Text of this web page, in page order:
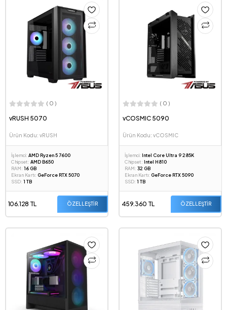
( 0 )
vRUSH 5070
Ürün Kodu: vRUSH
İşlemci: AMD Ryzen 5 7600
Chipset: AMD B650
RAM: 16 GB
Ekran Kartı: GeForce RTX 5070
SSD: 1 TB
106.128 TL ÖZELLEŞTİR
( 0 )
vCOSMIC 5090
Ürün Kodu: vCOSMIC
İşlemci: Intel Core Ultra 9 285K
Chipset: Intel H810
RAM: 32 GB
Ekran Kartı: GeForce RTX 5090
SSD: 1 TB
459.360 TL ÖZELLEŞTİR